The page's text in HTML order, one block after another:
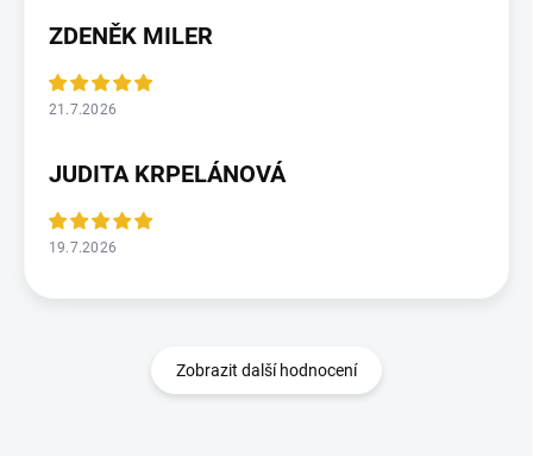
ZDENĚK MILER
21.7.2026
JUDITA KRPELÁNOVÁ
19.7.2026
Zobrazit další hodnocení